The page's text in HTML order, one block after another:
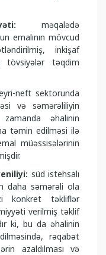
məqalədə
emalının mövcud
inkişaf
təqdim
neft sektorunda
və səmərəliliyin
əhalinin
təmin edilməsi ilə
müəssisələrinin
süd istehsalı
daha səmərəli ola
konkret təkliflər
verilmiş təklif
ki, bu da əhalinin
rəqabət
azaldılması və